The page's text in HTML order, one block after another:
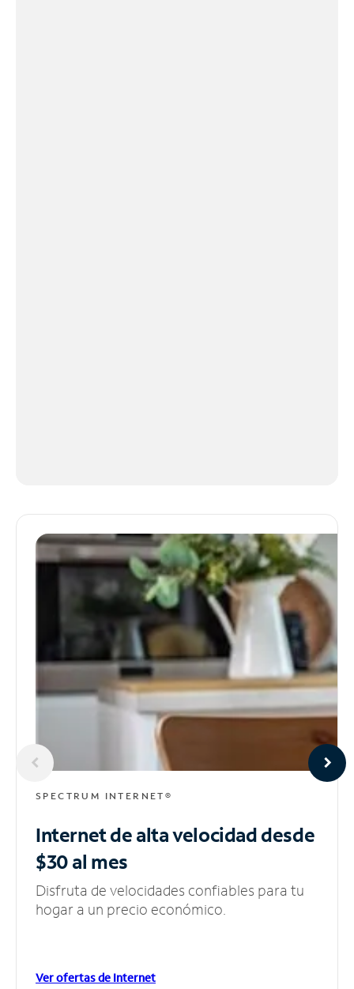
SPECTRUM INTERNET®
Internet de alta velocidaddesde
$30 al mes
Disfruta de velocidades confiables para tu
hogar a un precio económico.
Ver ofertas de Internet